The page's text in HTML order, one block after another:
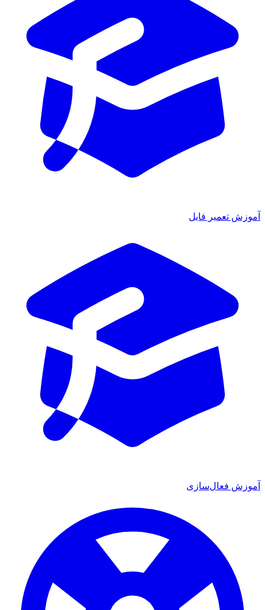
آموزش تعمیر فایل
آموزش فعال‌سازی